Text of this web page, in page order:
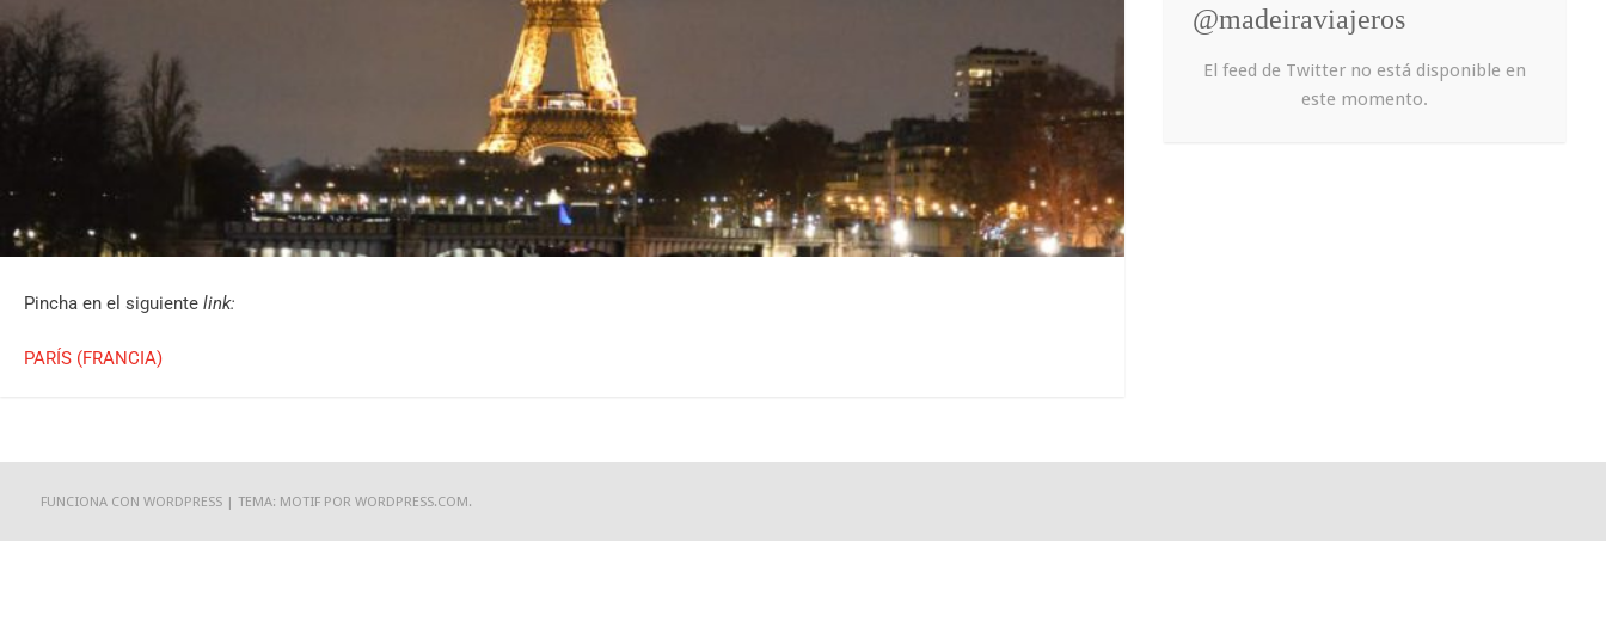
Pincha en el siguiente link:
PARÍS (FRANCIA)
@madeiraviajeros
El feed de Twitter no está disponible en
este momento.
FUNCIONA CON WORDPRESS | TEMA: MOTIF POR WORDPRESS.COM.